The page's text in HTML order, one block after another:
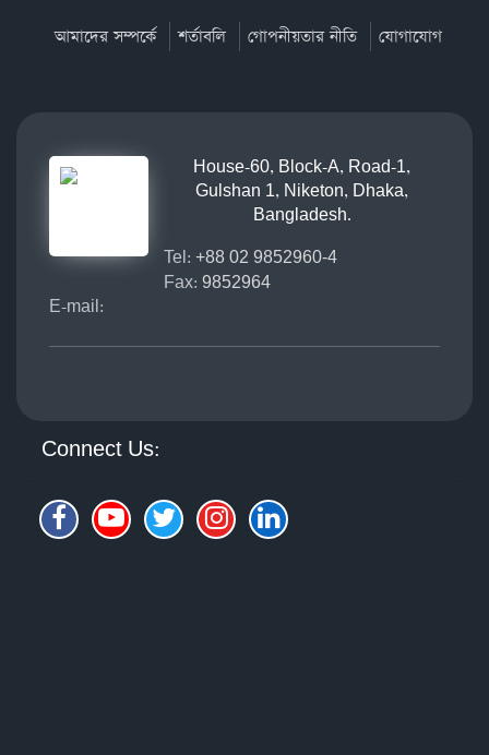
আমাদের সম্পর্কে শর্তাবলি গোপনীয়তার নীতি যোগাযোগ
House-60, Block-A, Road-1,
Gulshan 1, Niketon, Dhaka,
Bangladesh.
Tel: +88 02 9852960-4
Fax: 9852964
E-mail:
Connect Us: